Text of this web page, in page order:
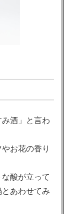
酒」と言わ
お花の香り
酸が立って
あわせてみ